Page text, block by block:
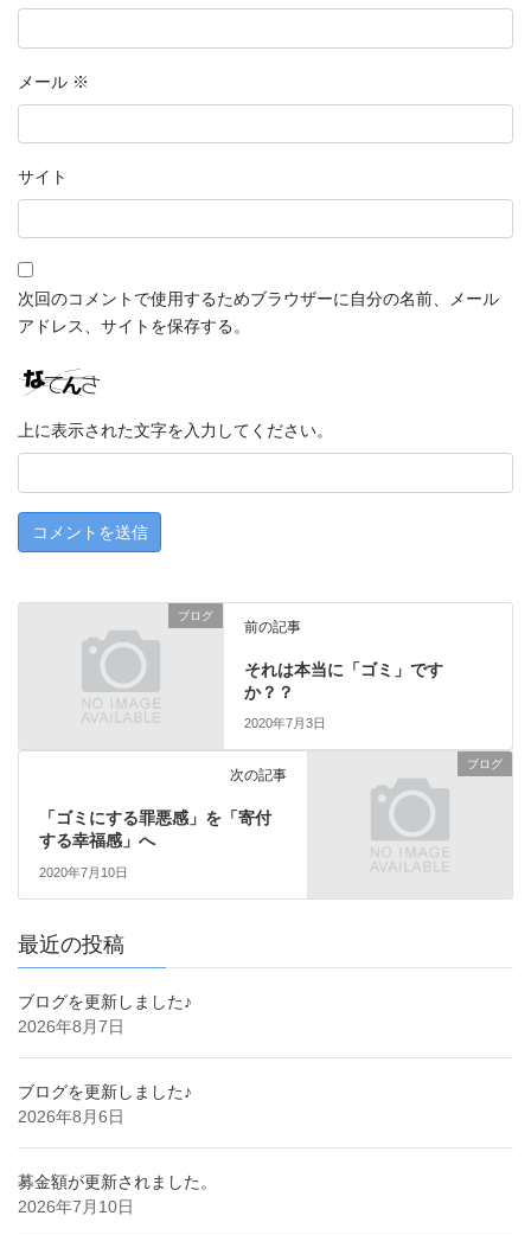
メール ※
サイト
次回のコメントで使用するためブラウザーに自分の名前、メール
アドレス、サイトを保存する。
上に表示された文字を入力してください。
ブログ
前の記事
それは本当に「ゴミ」です
か？？
2020年7月3日
ブログ
次の記事
「ゴミにする罪悪感」を「寄付
する幸福感」へ
2020年7月10日
最近の投稿
ブログを更新しました♪
2026年8月7日
ブログを更新しました♪
2026年8月6日
募金額が更新されました。
2026年7月10日